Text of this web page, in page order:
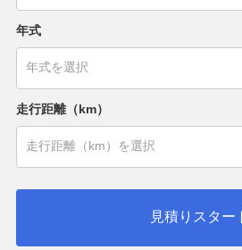
年式
走行距離（km）
見積りスター